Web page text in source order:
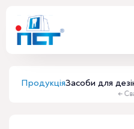
ПродукціяЗасоби для